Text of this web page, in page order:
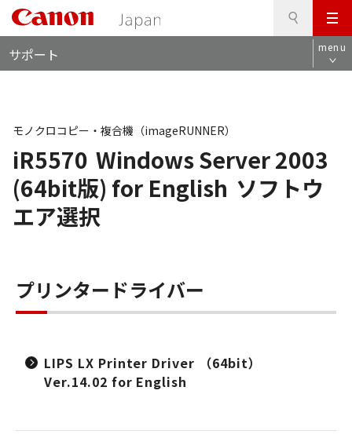
メ
ニ
ュ
サポート menu
iR5570 Windows Server 2003
(64bit版) for English ソフトウ
エア選択
モノクロコピー・複合機（imageRUNNER）
プリンタードライバー
LIPS LX Printer Driver （64bit）
Ver.14.02 for English